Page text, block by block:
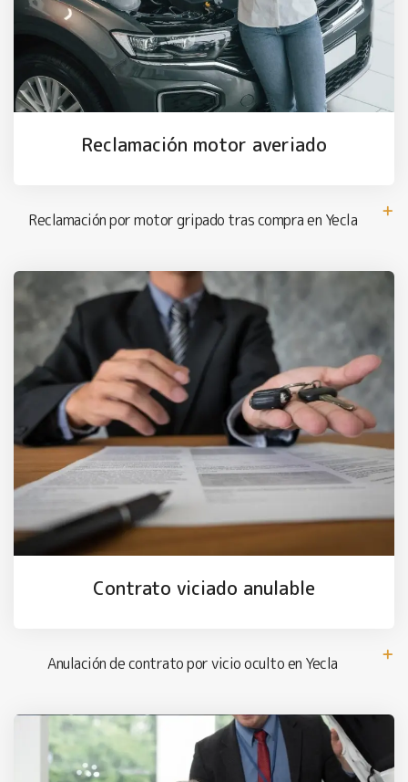
Reclamación motor averiado
Reclamación por motor gripado tras compra en Yecla
Contrato viciado anulable
Anulación de contrato por vicio oculto en Yecla